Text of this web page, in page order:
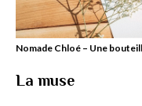
Nomade Chloé – Une
La muse